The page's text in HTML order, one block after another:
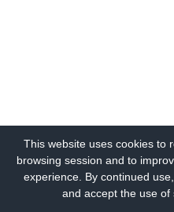
This website uses cookies to
browsing session and to
experience. By continued
and accept the use of